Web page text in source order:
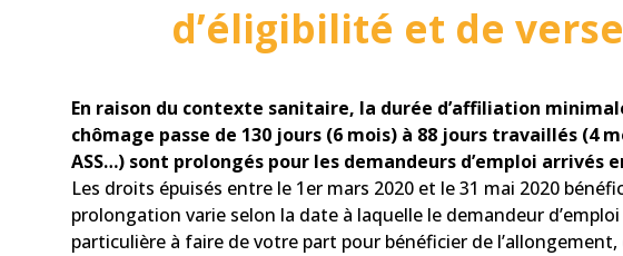
d’éligibilité et de
En raison du contexte sanitaire, la durée d’affiliation
chômage passe de 130 jours (6 mois) à 88 jours travaillés (4
ASS…) sont prolongés pour les demandeurs d’emploi
Les droits épuisés entre le 1er mars 2020 et le 31 mai 2020
prolongation varie selon la date à laquelle le demandeur
particulière à faire de votre part pour bénéficier de